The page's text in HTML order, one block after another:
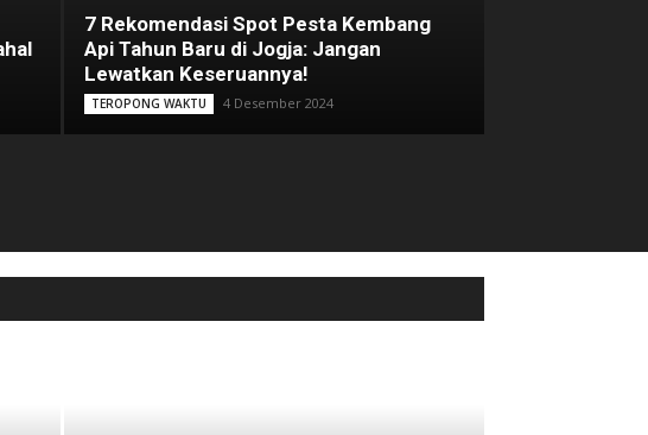
7 Rekomendasi Spot Pesta Kembang
Api Tahun Baru di Jogja: Jangan
Lewatkan Keseruannya!
TEROPONG WAKTU 4 Desember 2024